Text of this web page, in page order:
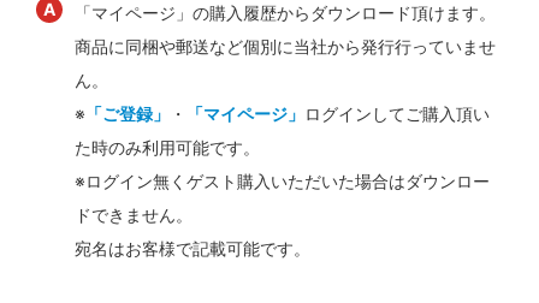
「マイページ」の購入履歴からダウンロード頂けます。
商品に同梱や郵送など個別に当社から発行行っていませ
ん。
※ 「ご登録」 ・ 「マイページ」 ログインしてご購入頂い
た時のみ利用可能です。
※ログイン無くゲスト購入いただいた場合はダウンロー
ドできません。
宛名はお客様で記載可能です。